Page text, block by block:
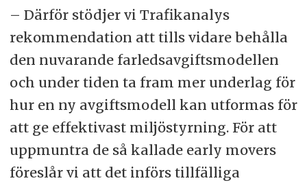
– Därför stödjer vi Trafikanalys
rekommendation att tills vidare behålla
den nuvarande farledsavgiftsmodellen
och under tiden ta fram mer underlag för
hur en ny avgiftsmodell kan utformas för
att ge effektivast miljöstyrning. För att
uppmuntra de så kallade early movers
föreslår vi att det införs tillfälliga